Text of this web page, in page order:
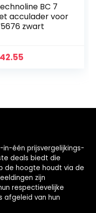
BC 7
acculader voor
zwart
42.55
in-één prijsvergelijkings-
deals biedt die
de hoogte houdt via de
zijn
respectievelijke
afgeleid van hun